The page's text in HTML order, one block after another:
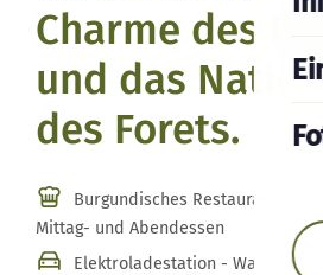
Charme des
und das
des Forets.
Burgundisches Restaurant,
Mittag- und Abendessen
Elektroladestation - Wander-